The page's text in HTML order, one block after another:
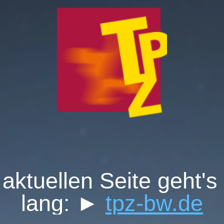
Seite geht's
lang: ► tpz-bw.de